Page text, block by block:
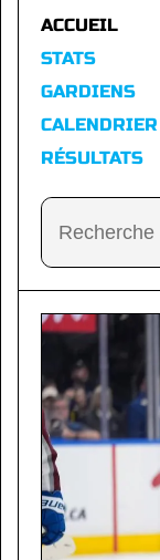
ACCUEIL
STATS
GARDIENS
CALENDRIER
RÉSULTATS